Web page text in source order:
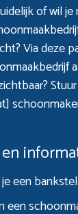
of wil
Viadeze
een
een